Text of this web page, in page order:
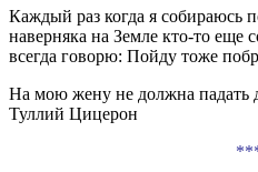
Каждый раз когда я собираюсь
наверняка на Земле кто-то еще
всегда говорю: Пойду тоже
На мою жену не должна падать
Туллий Цицерон